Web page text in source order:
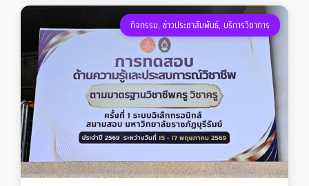
กิจกรรม, ข่าวประชาสัมพันธ์, บริการวิชาการ